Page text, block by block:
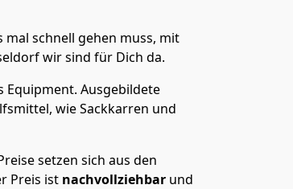
mal schnell gehen muss, mit
wir sind für Dich da.
Equipment. Ausgebildete
wie Sackkarren und
setzen sich aus den
Preis ist nachvollziehbar und